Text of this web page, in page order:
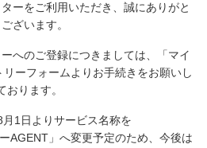
ーをご利用いただき、誠にありがと
ございます。
へのご登録につきましては、
「マイ
ーフォームよりお手続きをお願いし
おります。
1日よりサービス名称を
AGENT」へ変更予定のため、 今後は